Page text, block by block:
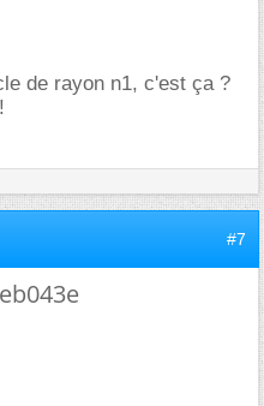
de rayon n1, c'est ça ?
#7